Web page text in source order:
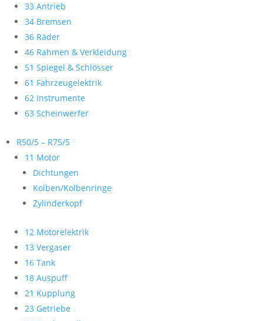
33 Antrieb
34 Bremsen
36 Räder
46 Rahmen & Verkleidung
51 Spiegel & Schlösser
61 Fahrzeugelektrik
62 Instrumente
63 Scheinwerfer
R50/5 – R75/5
11 Motor
Dichtungen
Kolben/Kolbenringe
Zylinderkopf
12 Motorelektrik
13 Vergaser
16 Tank
18 Auspuff
21 Kupplung
23 Getriebe